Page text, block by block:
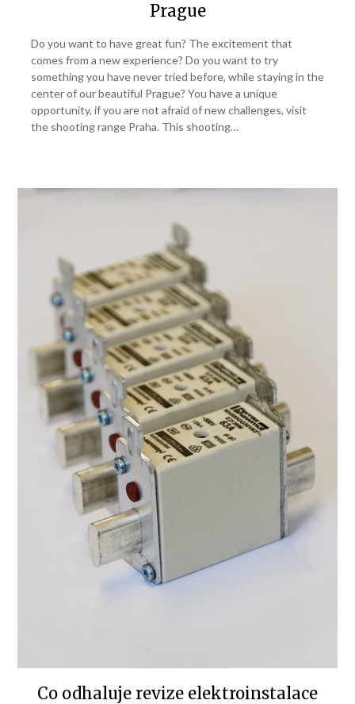
Prague
Do you want to have great fun? The excitement that
comes from a new experience? Do you want to try
something you have never tried before, while staying in the
center of our beautiful Prague? You have a unique
opportunity, if you are not afraid of new challenges, visit
the shooting range Praha. This shooting…
Co odhaluje revize elektroinstalace